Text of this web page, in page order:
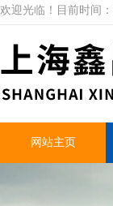
欢迎光临！目前时间：
网站主页